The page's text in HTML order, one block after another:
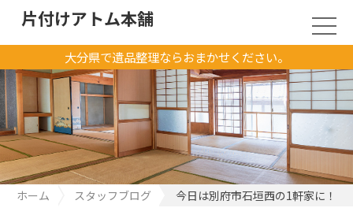
大分県で遺品整理ならおまかせください。
片付けアトム本舗
ホーム スタッフブログ 今日は別府市石垣西の1軒家に！